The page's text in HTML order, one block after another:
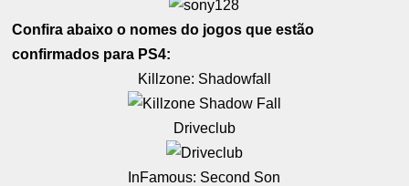
Confira abaixo o nomes do jogos que estão
confirmados para PS4:
Killzone: Shadowfall
Driveclub
InFamous: Second Son